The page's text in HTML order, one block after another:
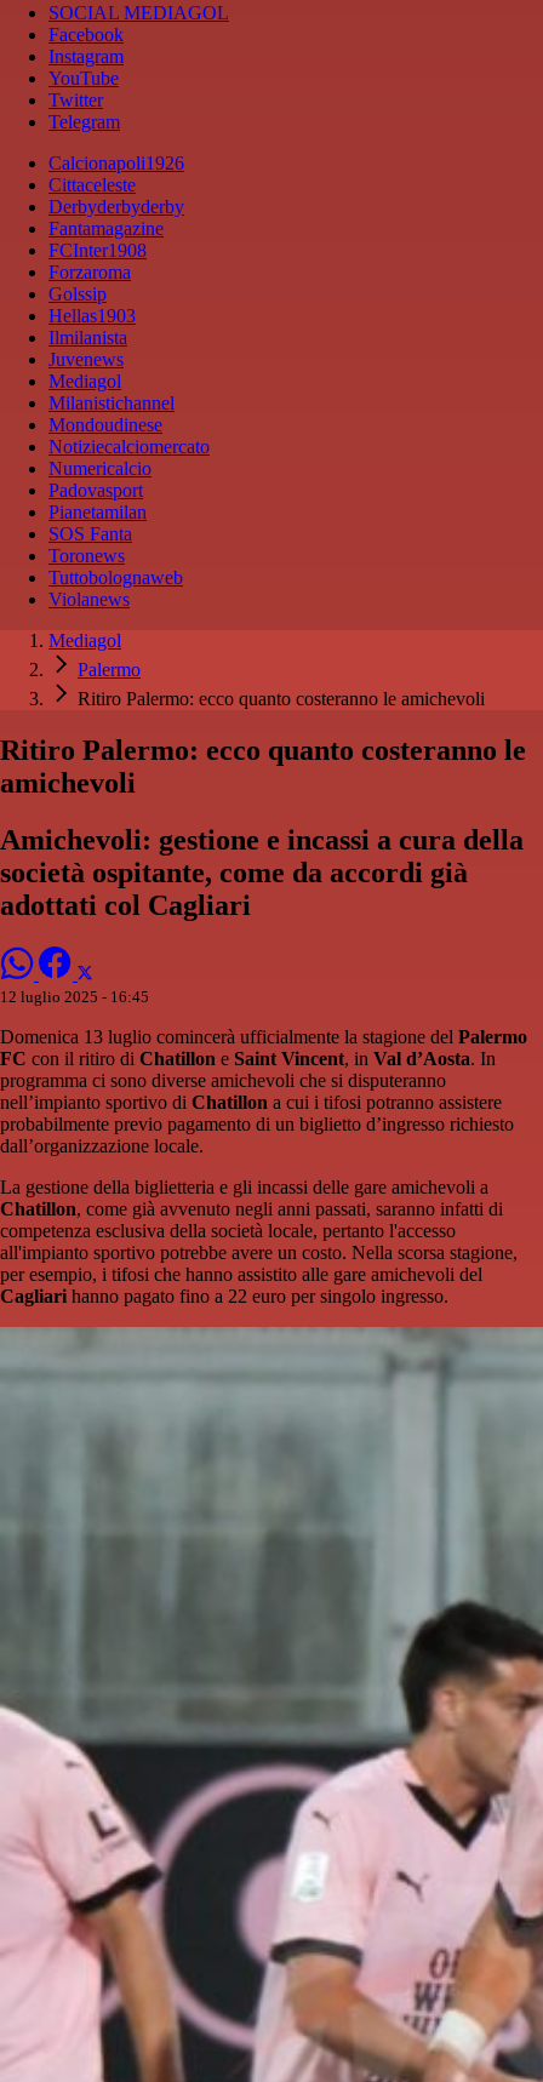
SOCIAL MEDIAGOL
Facebook
Instagram
YouTube
Twitter
Telegram
Calcionapoli1926
Cittaceleste
Derbyderbyderby
Fantamagazine
FCInter1908
Forzaroma
Golssip
Hellas1903
Ilmilanista
Juvenews
Mediagol
Milanistichannel
Mondoudinese
Notiziecalciomercato
Numericalcio
Padovasport
Pianetamilan
SOS Fanta
Toronews
Tuttobolognaweb
Violanews
Mediagol
Palermo
Ritiro Palermo: ecco quanto costeranno le amichevoli
Ritiro Palermo: ecco quanto costeranno le
amichevoli
Amichevoli: gestione e incassi a cura della
società ospitante, come da accordi già
adottati col Cagliari
12 luglio 2025 - 16:45
Domenica 13 luglio comincerà ufficialmente la stagione del Palermo
FC con il ritiro di Chatillon e Saint Vincent, in Val d’Aosta. In
programma ci sono diverse amichevoli che si disputeranno
nell’impianto sportivo di Chatillon a cui i tifosi potranno assistere
probabilmente previo pagamento di un biglietto d’ingresso richiesto
dall’organizzazione locale.
La gestione della biglietteria e gli incassi delle gare amichevoli a
Chatillon, come già avvenuto negli anni passati, saranno infatti di
competenza esclusiva della società locale, pertanto l'accesso
all'impianto sportivo potrebbe avere un costo. Nella scorsa stagione,
per esempio, i tifosi che hanno assistito alle gare amichevoli del
Cagliari hanno pagato fino a 22 euro per singolo ingresso.